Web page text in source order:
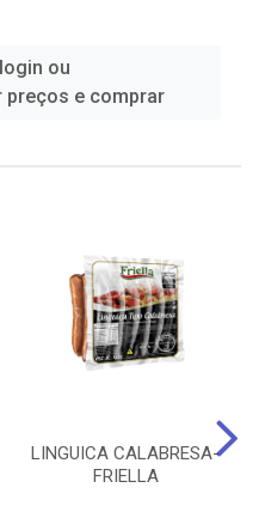
ou
preços e comprar
LINGUICA CALABRESA-
FRIELLA